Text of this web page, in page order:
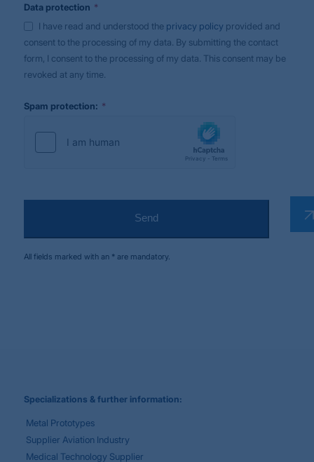
Data protection *
I have read and understood the privacy policy provided and
consent to the processing of my data. By submitting the contact
form, I consent to the processing of my data. This consent may be
revoked at any time.
Spam protection: *
Send
All fields marked with an * are mandatory.
Specializations & further information:
Metal Prototypes
Supplier Aviation Industry
Medical Technology Supplier